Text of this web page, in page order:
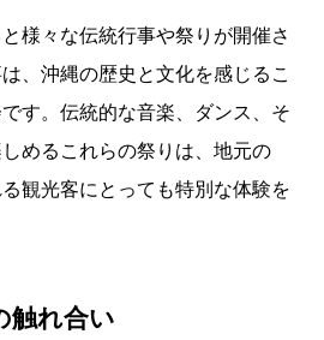
様々な伝統行事や祭りが開催さ
、沖縄の歴史と文化を感じるこ
す。伝統的な音楽、ダンス、そ
めるこれらの祭りは、地元の
観光客にとっても特別な体験を
触れ合い